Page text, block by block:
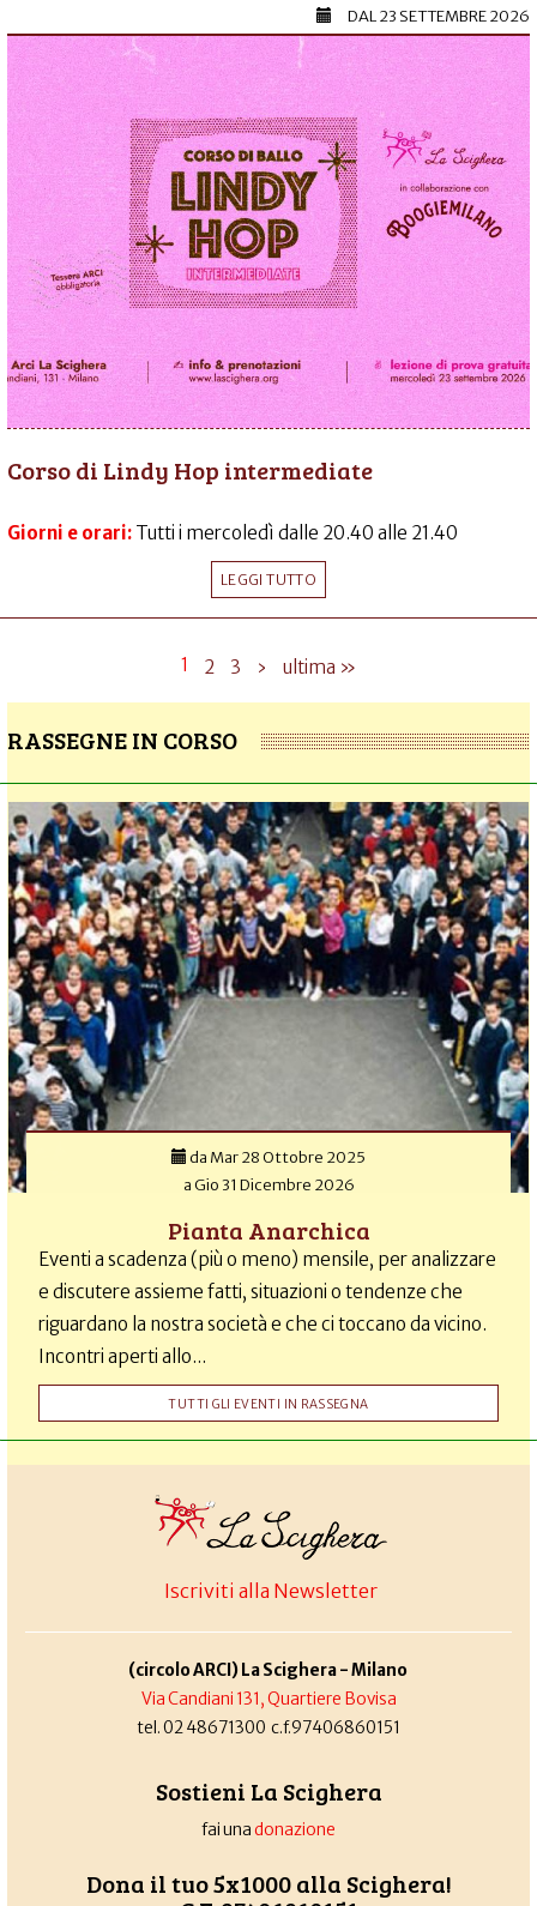
DAL23 SETTEMBRE 2026
Corso di Lindy Hop intermediate
Giorni e orari: Tutti i mercoledì dalle 20.40 alle 21.40
LEGGI TUTTO
1 2 3 › ultima »
RASSEGNE IN CORSO
da Mar 28 Ottobre 2025
aGio 31 Dicembre 2026
Pianta Anarchica
Eventi a scadenza (più o meno) mensile, per analizzare
e discutere assieme fatti, situazioni o tendenze che
riguardano la nostra società e che ci toccano da vicino.
Incontri aperti allo...
TUTTI GLI EVENTI IN RASSEGNA
Iscriviti alla Newsletter
(circolo ARCI) La Scighera - Milano
Via Candiani 131, Quartiere Bovisa
tel. 02 48671300 c.f.97406860151
Sostieni La Scighera
fai unadonazione
Dona il tuo 5x1000 alla Scighera!